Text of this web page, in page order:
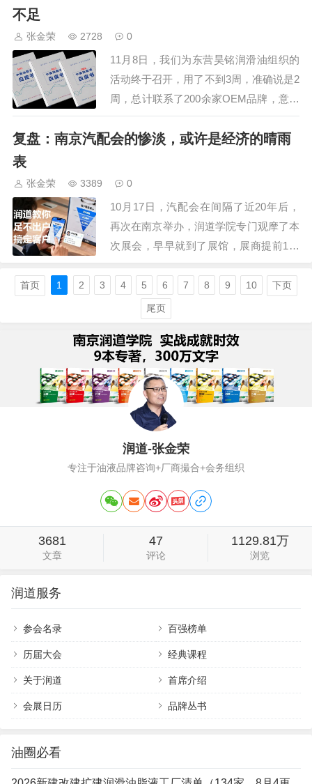
实验室讲解过…
不足
张金荣 2728 0
11月8日，我们为东营昊铭润滑油组织的
活动终于召开，用了不到3周，准确说是2
周，总计联系了200余家OEM品牌，意向
的有41家，最终来了19家，活动算是圆
满，但沟通上却很不爽，昊铭对我工作不
复盘：南京汽配会的惨淡，或许是经济的晴雨
表
张金荣 3389 0
10月17日，汽配会在间隔了近20年后，
再次在南京举办，润道学院专门观摩了本
次展会，早早就到了展馆，展商提前1小
多，其它展会的推广人员沿着队伍发资料
袋，很多人接受，方便收集资料。扫码、
4个馆，曾经新庄2层展馆都租赁下来的。
…
首页 1 2 3 4 5 6 7 8 9 10 下页
尾页
润道-张金荣
专注于油液品牌咨询+厂商撮合+会务组织
3681
文章
47
评论
1129.81万
浏览
润道服务
参会名录 百强榜单
历届大会 经典课程
关于润道 首席介绍
会展日历 品牌丛书
油圈必看